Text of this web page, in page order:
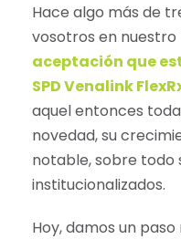
Hace algo más de
vosotros en nuestro
aceptación que
SPD Venalink
aquel entonces
novedad, su
notable, sobre todo
institucionalizados.
Hoy, damos un